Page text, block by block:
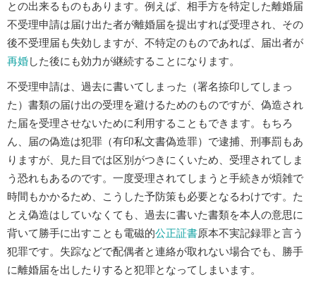
との出来るものもあります。例えば、相手方を特定した離婚届
不受理申請は届け出た者が離婚届を提出すれば受理され、その
後不受理届も失効しますが、不特定のものであれば、届出者が
再婚した後にも効力が継続することになります。
不受理申請は、過去に書いてしまった（署名捺印してしまっ
た）書類の届け出の受理を避けるためのものですが、偽造され
た届を受理させないために利用することもできます。もちろ
ん、届の偽造は犯罪（有印私文書偽造罪）で逮捕、刑事罰もあ
りますが、見た目では区別がつきにくいため、受理されてしま
う恐れもあるのです。一度受理されてしまうと手続きが煩雑で
時間もかかるため、こうした予防策も必要となるわけです。た
とえ偽造はしていなくても、過去に書いた書類を本人の意思に
背いて勝手に出すことも電磁的公正証書原本不実記録罪と言う
犯罪です。失踪などで配偶者と連絡が取れない場合でも、勝手
に離婚届を出したりすると犯罪となってしまいます。